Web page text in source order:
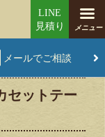
メールでご相談
セットテー